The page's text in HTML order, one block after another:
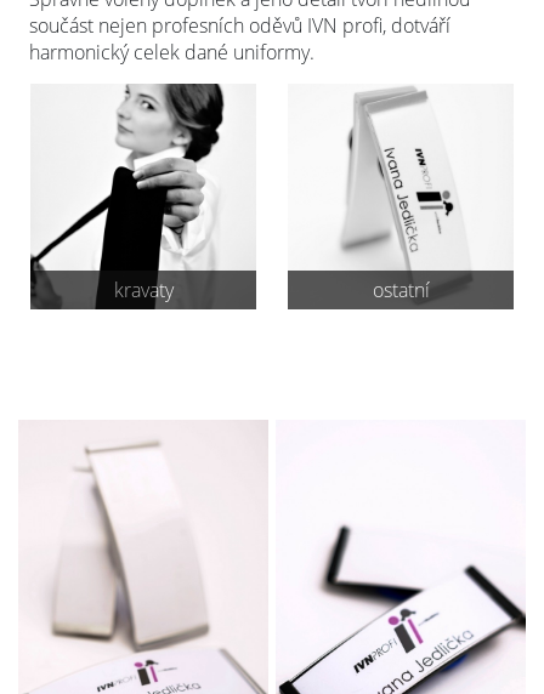
součást nejen profesních oděvů IVN profi, dotváří
harmonický celek dané uniformy.
kravaty ostatní